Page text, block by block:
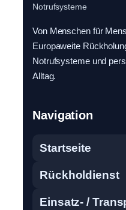
Notrufsysteme
Von Menschen für
Europaweite
Notrufsysteme und
Alltag.
Navigation
Startseite
Rückholdienst
Einsatz- /